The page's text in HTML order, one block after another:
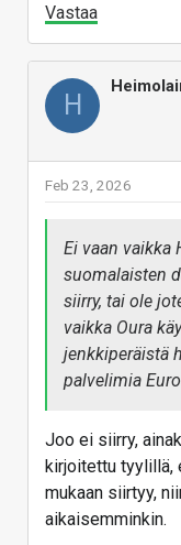
Vastaa
H
Feb 23, 2026
Ei vaan vaikka
suomalaisten
siirry, tai ole
vaikka Oura
jenkkiperäistä
palvelimia
Joo ei siirry,
kirjoitettu tyylillä,
mukaan siirtyy,
aikaisemminkin.